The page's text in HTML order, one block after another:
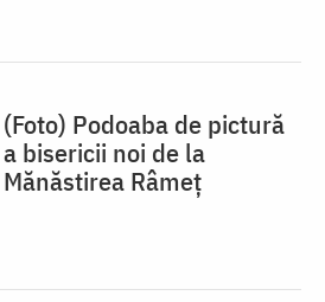
(Foto) Podoaba de pictură
a bisericii noi de la
Mănăstirea Râmeț